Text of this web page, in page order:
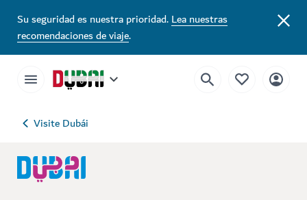
Su seguridad es nuestra prioridad.Lea nuestras
recomendaciones de viaje.
Visite Dubái